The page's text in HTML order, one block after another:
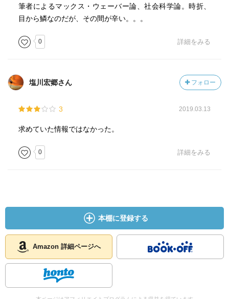
筆者によるマックス・ウェーバー論、社会科学論。時折、
目から鱗なのだが、その間が辛い。。。
0 詳細をみる
塩川宏郷さん フォロー
3 2019.03.13
求めていた情報ではなかった。
0 詳細をみる
本棚に登録する
Amazon 詳細ページへ